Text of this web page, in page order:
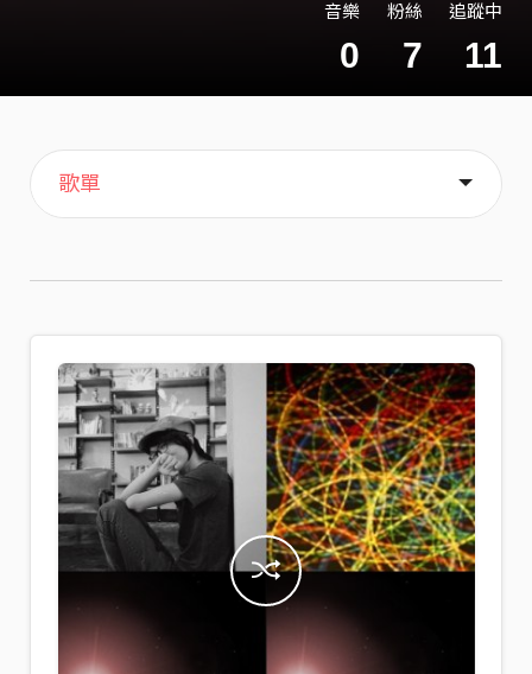
音樂
0
粉絲
7
追蹤中
11
主頁
歌單
喜歡
關於